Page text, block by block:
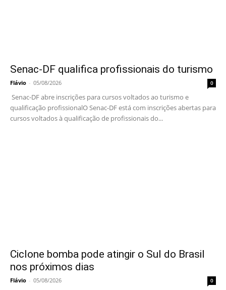
Senac-DF qualifica profissionais do turismo
Flávio - 05/08/2026 0
Senac-DF abre inscrições para cursos voltados ao turismo e
qualificação profissionalO Senac-DF está com inscrições abertas para
cursos voltados à qualificação de profissionais do...
Ciclone bomba pode atingir o Sul do Brasil
nos próximos dias
Flávio - 05/08/2026 0